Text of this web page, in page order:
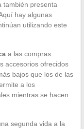
también presenta
hay algunas
utilizando este
a las compras
accesorios ofrecidos
bajos que los de las
a los
mientras se hacen
segunda vida a la